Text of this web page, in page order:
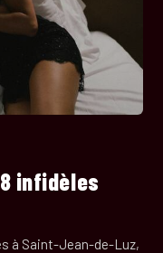
infidèles
à Saint-Jean-de-Luz,